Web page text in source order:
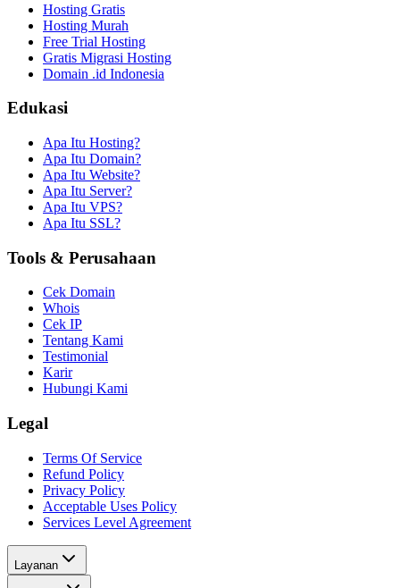
Hosting Gratis
Hosting Murah
Free Trial Hosting
Gratis Migrasi Hosting
Domain .id Indonesia
Edukasi
Apa Itu Hosting?
Apa Itu Domain?
Apa Itu Website?
Apa Itu Server?
Apa Itu VPS?
Apa Itu SSL?
Tools & Perusahaan
Cek Domain
Whois
Cek IP
Tentang Kami
Testimonial
Karir
Hubungi Kami
Legal
Terms Of Service
Refund Policy
Privacy Policy
Acceptable Uses Policy
Services Level Agreement
Layanan